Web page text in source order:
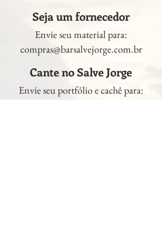
Seja um fornecedor
Envie seu material para:
compras@barsalvejorge.com.br
Cante no Salve Jorge
Envie seu portfólio e cachê para: